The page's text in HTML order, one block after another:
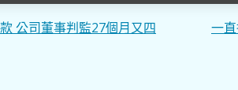
公司董事判監27個月又四
一